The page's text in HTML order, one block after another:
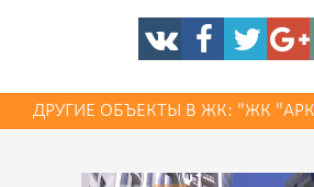
ДРУГИЕ ОБЪЕКТЫ В ЖК: "ЖК